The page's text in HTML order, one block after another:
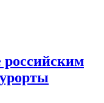
российским